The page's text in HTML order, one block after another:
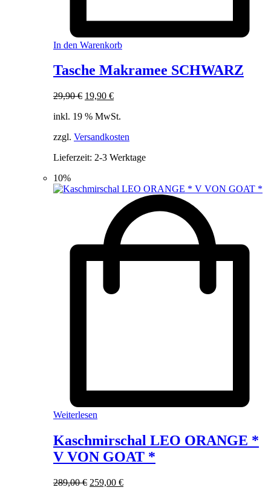
In den Warenkorb
Tasche Makramee SCHWARZ
29,90€ Ursprünglicher
war:
19,90 €Aktueller
ist:
inkl. 19 % MwSt.
zzgl. Versandkosten
Lieferzeit: 2-3 Werktage
10%
Weiterlesen
Kaschmirschal LEO ORANGE *
V VON GOAT *
289,00€ Ursprünglicher
259,00 €Aktueller